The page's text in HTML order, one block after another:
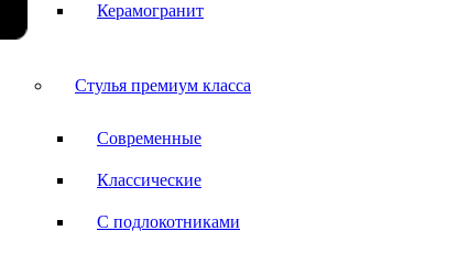
Керамогранит
Стулья премиум класса
Современные
Классические
С подлокотниками